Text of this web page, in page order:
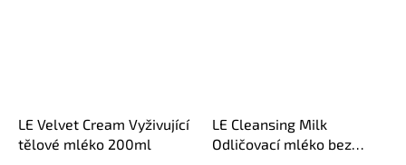
LE Velvet Cream Vyživující
tělové mléko 200ml
LE Cleansing Milk
Odličovací mléko bez